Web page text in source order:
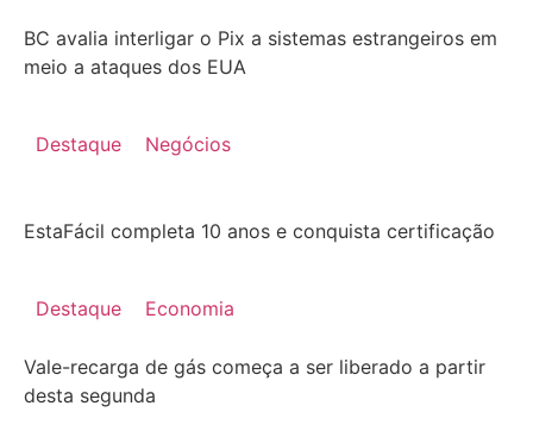
BC avalia interligar o Pix a sistemas estrangeiros em
meio a ataques dos EUA
Destaque Negócios
EstaFácil completa 10 anos e conquista certificação
Destaque Economia
Vale-recarga de gás começa a ser liberado a partir
desta segunda